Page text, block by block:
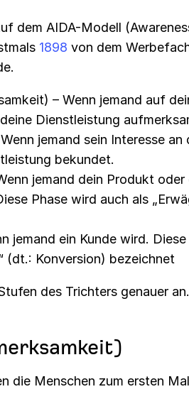
dem AIDA-Modell
1898 von dem
– Wenn jemand auf
Dienstleistung
jemand sein Interesse an
bekundet.
jemand dein Produkt oder
Phase wird auch als
jemand ein Kunde wird. Diese
(dt.: Konversion) bezeichnet
des Trichters genauer an.
die Menschen zum ersten